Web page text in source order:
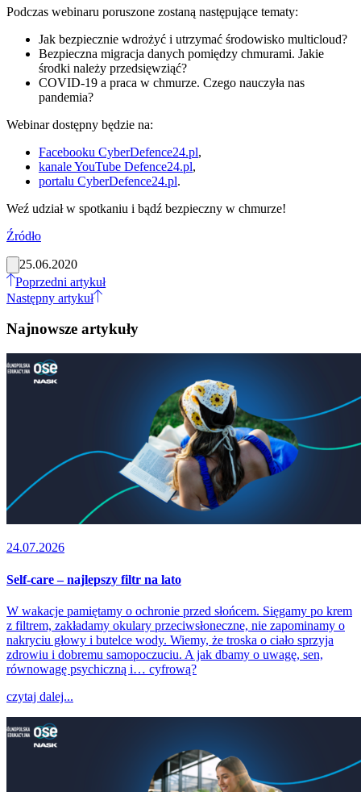
Podczas webinaru poruszone zostaną następujące tematy:
Jak bezpiecznie wdrożyć i utrzymać środowisko multicloud?
Bezpieczna migracja danych pomiędzy chmurami. Jakie
środki należy przedsięwziąć?
COVID-19 a praca w chmurze. Czego nauczyła nas
pandemia?
Webinar dostępny będzie na:
Facebooku CyberDefence24.pl,
kanale YouTube Defence24.pl,
portalu CyberDefence24.pl.
Weź udział w spotkaniu i bądź bezpieczny w chmurze!
Źródło
25.06.2020
Poprzedni artykuł
Następny artykuł
Najnowsze artykuły
24.07.2026
Self-care – najlepszy filtr na lato
W wakacje pamiętamy o ochronie przed słońcem. Sięgamy po krem
z filtrem, zakładamy okulary przeciwsłoneczne, nie zapominamy o
nakryciu głowy i butelce wody. Wiemy, że troska o ciało sprzyja
zdrowiu i dobremu samopoczuciu. A jak dbamy o uwagę, sen,
równowagę psychiczną i… cyfrową?
czytaj dalej...